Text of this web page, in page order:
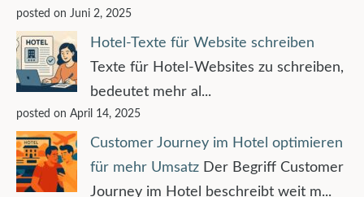
posted on Juni 2, 2025
Hotel-Texte für Website schreiben
Texte für Hotel-Websites zu schreiben,
bedeutet mehr al...
posted on April 14, 2025
Customer Journey im Hotel optimieren
für mehr Umsatz Der Begriff Customer
Journey im Hotel beschreibt weit m...